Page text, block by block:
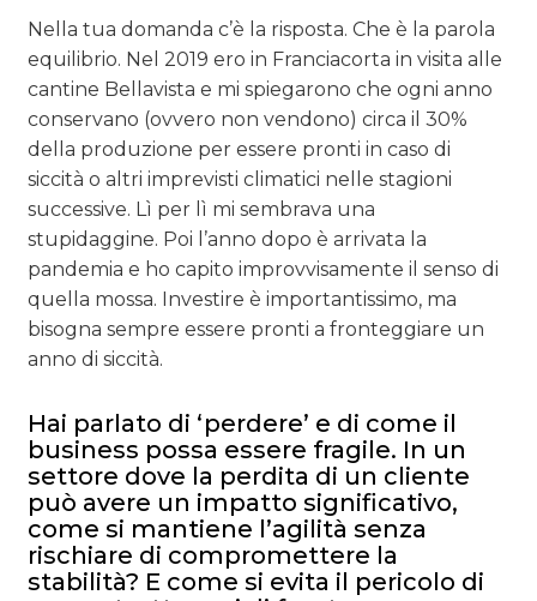
Nella tua domanda c’è la risposta. Che è la parola
equilibrio. Nel 2019 ero in Franciacorta in visita alle
cantine Bellavista e mi spiegarono che ogni anno
conservano (ovvero non vendono) circa il 30%
della produzione per essere pronti in caso di
siccità o altri imprevisti climatici nelle stagioni
successive. Lì per lì mi sembrava una
stupidaggine. Poi l’anno dopo è arrivata la
pandemia e ho capito improvvisamente il senso di
quella mossa. Investire è importantissimo, ma
bisogna sempre essere pronti a fronteggiare un
anno di siccità.
Hai parlato di ‘perdere’ e di come il
business possa essere fragile. In un
settore dove la perdita di un cliente
può avere un impatto significativo,
come si mantiene l’agilità senza
rischiare di compromettere la
stabilità? E come si evita il pericolo di